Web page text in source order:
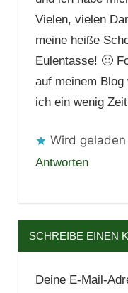
Vielen, vielen
meine heiße
Eulentasse! 🙂
auf meinem Blog
ich ein wenig
Wird
Antworten
SCHREIBE EINEN
Deine E-Mail-